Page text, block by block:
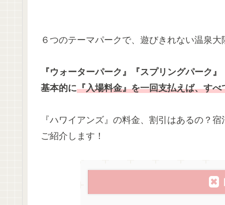
６つのテーマパークで、遊びきれない温泉
『ウォーターパーク』『スプリングパーク
基本的に『入場料金』を一回支払えば、す
『ハワイアンズ』の料金、割引はあるの？
ご紹介します！